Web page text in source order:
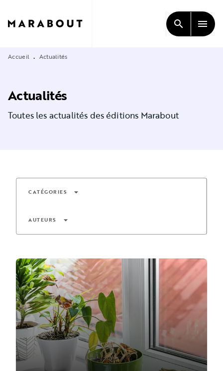
CONTENU
search menu
Accueil • Actualités
Actualités
Toutes les actualités des éditions Marabout
CATÉGORIES arrow_drop_down
AUTEURS arrow_drop_down